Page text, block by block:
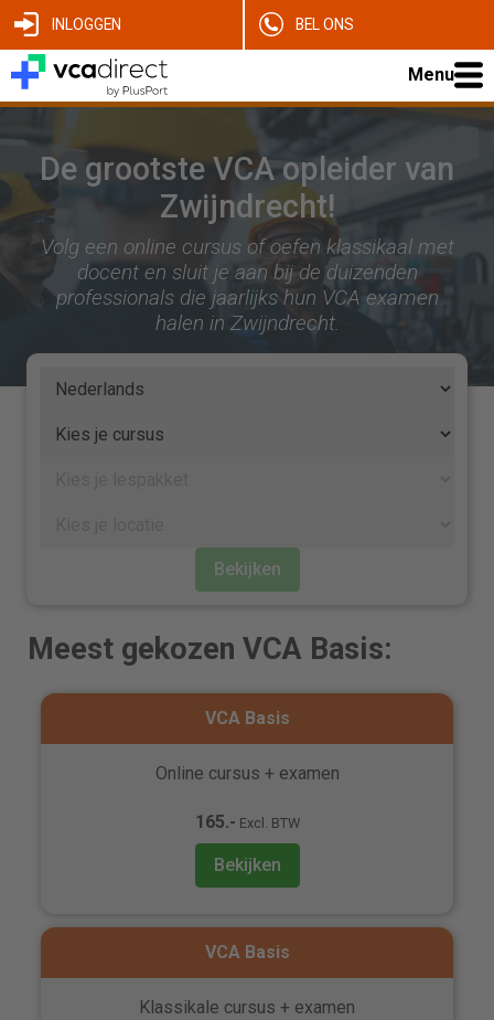
INLOGGEN BEL ONS
Menu
De grootste VCA opleider van
Zwijndrecht!
Volg een online cursus of oefen klassikaal met
docent en sluit je aan bij de duizenden
professionals die jaarlijks hun VCA examen
halen in Zwijndrecht.
Bekijken
Meest gekozen VCA Basis:
VCA Basis
Online cursus + examen
165.- Excl. BTW
Bekijken
VCA Basis
Klassikale cursus + examen